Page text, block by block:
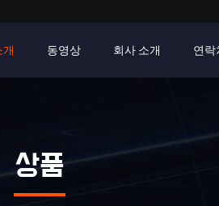
개 동영상 회사 소개 연락
상품